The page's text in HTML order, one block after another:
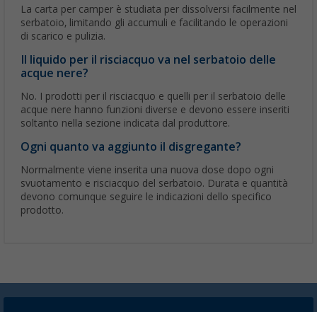
La carta per camper è studiata per dissolversi facilmente nel
serbatoio, limitando gli accumuli e facilitando le operazioni
di scarico e pulizia.
Il liquido per il risciacquo va nel serbatoio delle
acque nere?
No. I prodotti per il risciacquo e quelli per il serbatoio delle
acque nere hanno funzioni diverse e devono essere inseriti
soltanto nella sezione indicata dal produttore.
Ogni quanto va aggiunto il disgregante?
Normalmente viene inserita una nuova dose dopo ogni
svuotamento e risciacquo del serbatoio. Durata e quantità
devono comunque seguire le indicazioni dello specifico
prodotto.